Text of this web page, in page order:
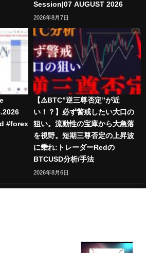
Session|07 AUGUST 2026
2026年8月7日
#forex
【⚠️BTC”逆三尊否定”が近
い！？】必ず警戒したい大口の
狙い。流動性の宝庫から大急落
を視野。短期三尊否定の上昇波
に乗れ:トレーダーRedの
BTCUSD分析/手法
2026年8月6日